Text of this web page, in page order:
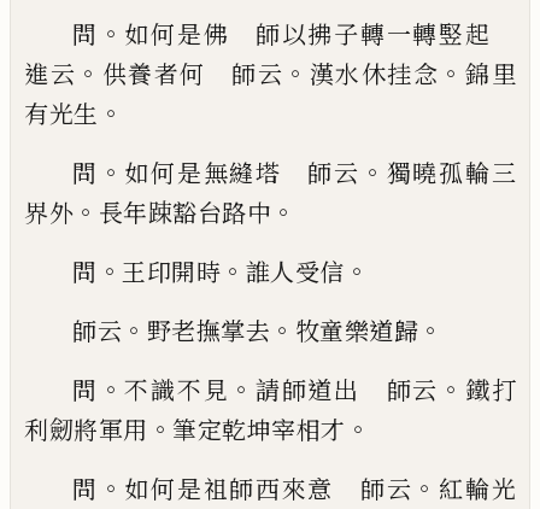
問 。 如何是佛 師以拂子轉一轉竪起
進云 。 供養者何 師云 。 漢水休挂念 。 錦 里
有光生 。
問 。 如何是無縫塔 師云 。 獨曉孤輪三
界外 。 長年踈豁台路中 。
問 。 王印開時 。 誰人受信 。
師云 。 野老撫掌去 。 牧童樂道歸 。
問 。不識不見 。請師道出 師云 。 鐵打
利劒將軍用 。 筆定乾坤宰相才 。
問 。 如何是祖師西來意 師云 。 紅輪光